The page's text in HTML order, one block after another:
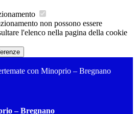
non possono essere
l'elenco nella pagina della cookie
con Minoprio – Bregnano
– Bregnano